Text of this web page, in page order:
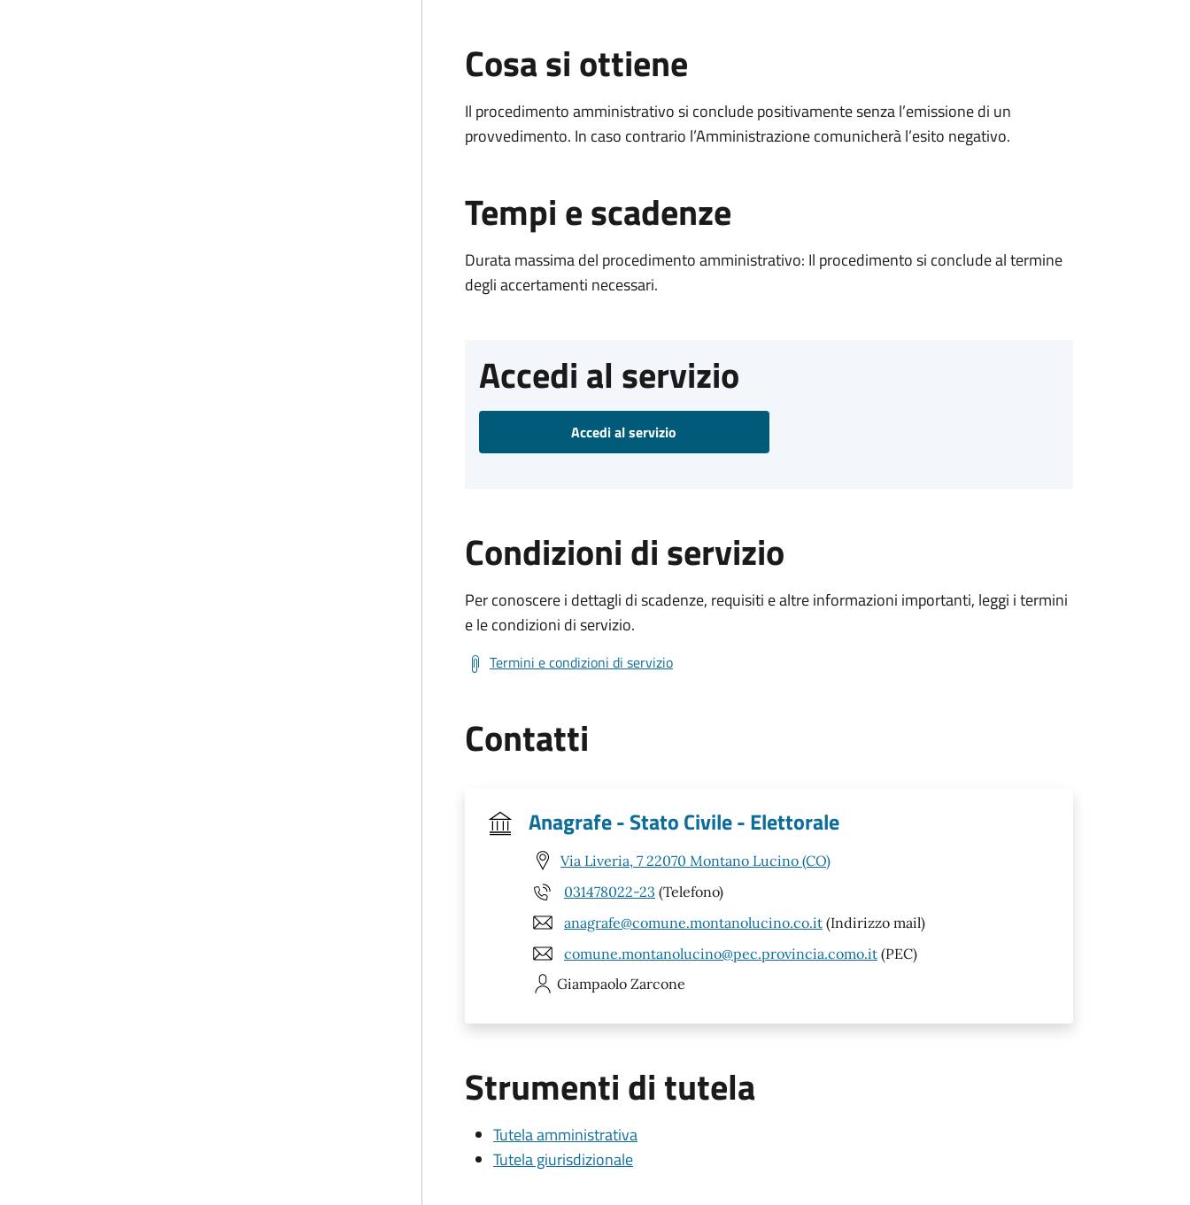
Cosa si ottiene
Il procedimento amministrativo si conclude positivamente senza l’emissione di un
provvedimento. In caso contrario l’Amministrazione comunicherà l’esito negativo.
Tempi e scadenze
Durata massima del procedimento amministrativo: Il procedimento si conclude al termine
degli accertamenti necessari.
Accedi al servizio
Accedi al servizio
Condizioni di servizio
Per conoscere i dettagli di scadenze, requisiti e altre informazioni importanti, leggi i termini
e le condizioni di servizio.
Termini e condizioni di servizio
Contatti
Anagrafe - Stato Civile - Elettorale
Via Liveria, 7 22070 Montano Lucino (CO)
031478022-23 (Telefono)
anagrafe@comune.montanolucino.co.it (Indirizzo mail)
comune.montanolucino@pec.provincia.como.it (PEC)
Giampaolo Zarcone
Strumenti di tutela
Tutela amministrativa
Tutela giurisdizionale